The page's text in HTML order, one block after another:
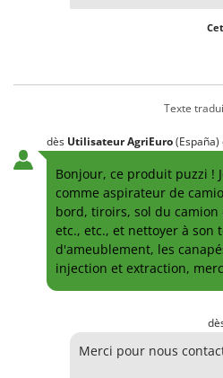
Texte
dès Utilisateur AgriEuro(España)
Bonjour, ce produit puzzi !
comme aspirateur de
bord, tiroirs, sol du camion
etc., etc., et nettoyer à son
d'ameublement, les
injection et extraction,
Merci pour nous